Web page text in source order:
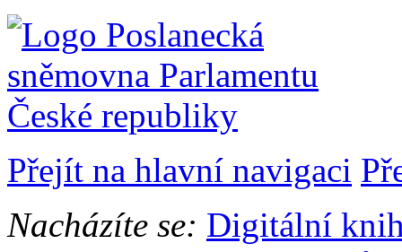
Přejít na hlavní navigaci
Nacházíte se: Digitální